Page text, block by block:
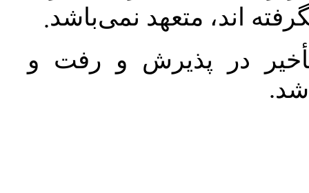
اند، متعهد نمی‌باشد.
در پذیرش و رفت و
شد.